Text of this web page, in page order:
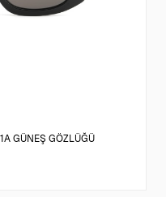
GÜNEŞ GÖZLÜĞÜ